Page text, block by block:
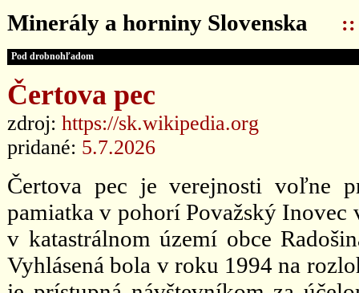
Minerály a horniny Slovenska ::
Pod drobnohľadom
Čertova pec
zdroj: https://sk.wikipedia.org
pridané: 5.7.2026
Čertova pec je verejnosti voľne
pamiatka v pohorí Považský Inovec
v katastrálnom území obce
Vyhlásená bola v roku 1994 na